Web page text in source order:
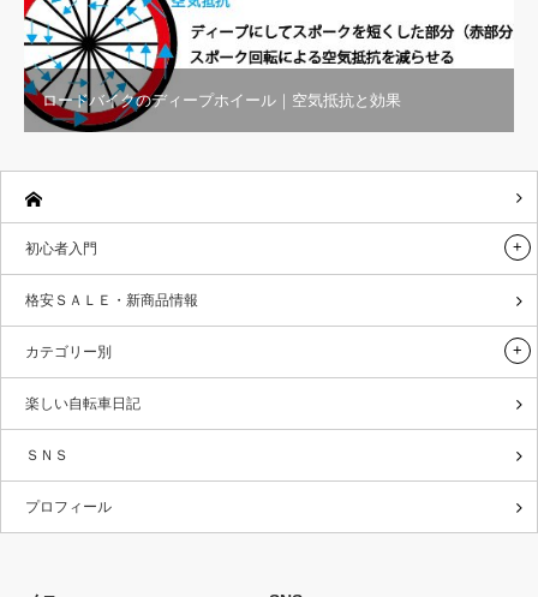
ロードバイクのディープホイール｜空気抵抗と効果
初心者入門
格安ＳＡＬＥ・新商品情報
カテゴリー別
楽しい自転車日記
ＳＮＳ
プロフィール